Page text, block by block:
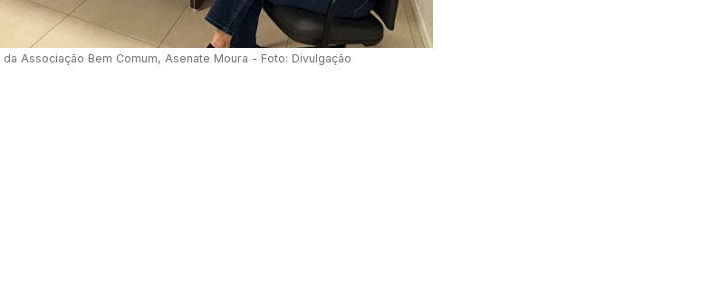
Associação Bem Comum, Asenate Moura - Foto: Divulgação